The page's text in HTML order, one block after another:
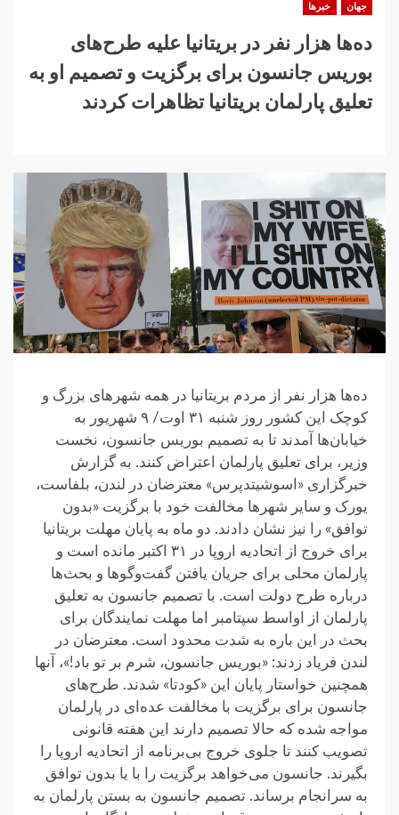
جهان خبرها
ده‌ها هزار نفر در بریتانیا علیه طرح‌های
بوریس جانسون برای برگزیت و تصمیم او به
تعلیق پارلمان بریتانیا تظاهرات کردند
ده‌ها هزار نفر از مردم بریتانیا در همه شهرهای بزرگ و
کوچک این کشور روز شنبه ۳۱ اوت/ ۹ شهریور به
خیابان‌ها آمدند تا به تصمیم بوریس جانسون، نخست
وزیر، برای تعلیق پارلمان اعتراض کنند. به گزارش
خبرگزاری «اسوشیتدپرس» معترضان در لندن، بلفاست،
یورک و سایر شهرها مخالفت خود با برگزیت «بدون
توافق» را نیز نشان دادند. دو ماه به پایان مهلت بریتانیا
برای خروج از اتحادیه اروپا در ۳۱ اکتبر مانده است و
پارلمان محلی برای جریان یافتن گفت‌و‌گوها و بحث‌ها
درباره طرح دولت است. با تصمیم جانسون به تعلیق
پارلمان از اواسط سپتامبر اما مهلت نمایندگان برای
بحث در این باره به شدت محدود است. معترضان در
لندن فریاد ‌زدند: «بوریس جانسون، شرم بر تو باد!»، آنها
همچنین خواستار پایان این «کودتا» شدند. طرح‌های
جانسون برای برگزیت با مخالفت عده‌ای در پارلمان
مواجه شده که حالا تصمیم دارند این هفته قانونی
تصویب کنند تا جلوی خروج بی‌برنامه از اتحادیه اروپا را
بگیرند. جانسون می‌خواهد برگزیت را با یا بدون توافق
به سرانجام برساند. تصمیم جانسون به بستن پارلمان به